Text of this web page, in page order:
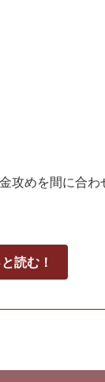
めを間に合わ
読む！